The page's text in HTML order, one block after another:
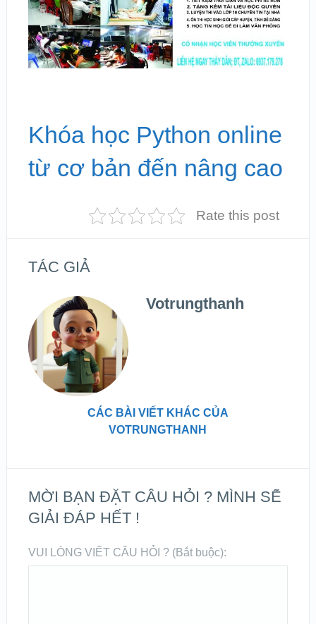
Khóa học Python online
từ cơ bản đến nâng cao
Rate this post
TÁC GIẢ
Votrungthanh
CÁC BÀI VIẾT KHÁC CỦA
VOTRUNGTHANH
MỜI BẠN ĐẶT CÂU HỎI ? MÌNH SẼ
GIẢI ĐÁP HẾT !
VUI LÒNG VIẾT CÂU HỎI ? (Bắt buộc):